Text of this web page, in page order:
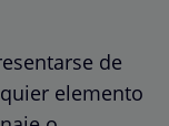
de
elemento